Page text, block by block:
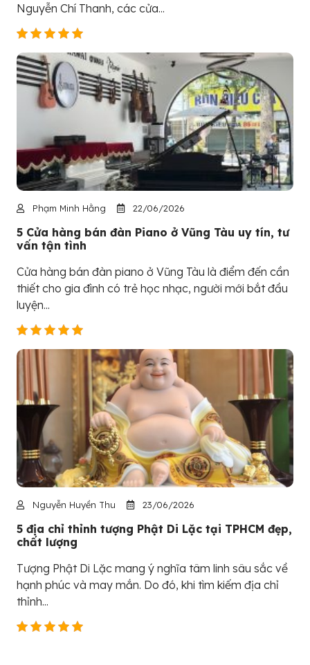
Nguyễn Chí Thanh, các cửa...
Phạm Minh Hằng 22/06/2026
5 Cửa hàng bán đàn Piano ở Vũng Tàu uy tín, tư
vấn tận tình
Cửa hàng bán đàn piano ở Vũng Tàu là điểm đến cần
thiết cho gia đình có trẻ học nhạc, người mới bắt đầu
luyện...
Nguyễn Huyền Thu 23/06/2026
5 địa chỉ thỉnh tượng Phật Di Lặc tại TPHCM đẹp,
chất lượng
Tượng Phật Di Lặc mang ý nghĩa tâm linh sâu sắc về
hạnh phúc và may mắn. Do đó, khi tìm kiếm địa chỉ
thỉnh...